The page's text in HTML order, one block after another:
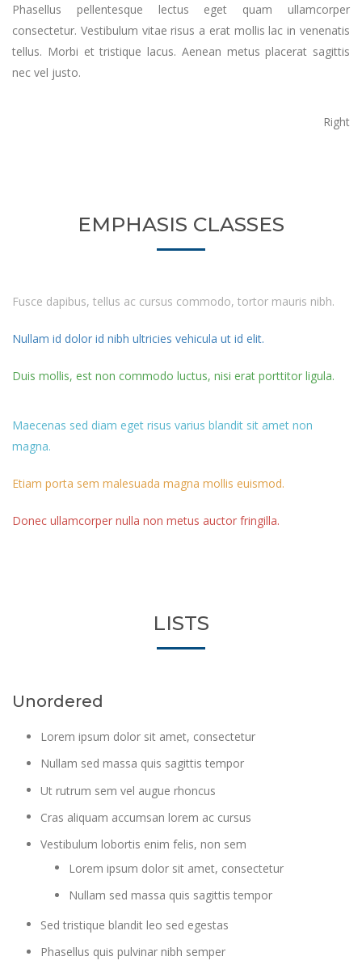
Phasellus pellentesque lectus eget quam ullamcorper
consectetur. Vestibulum vitae risus a erat mollis lac in venenatis
tellus. Morbi et tristique lacus. Aenean metus placerat sagittis
nec vel justo.
Right
EMPHASIS CLASSES
Fusce dapibus, tellus ac cursus commodo, tortor mauris nibh.
Nullam id dolor id nibh ultricies vehicula ut id elit.
Duis mollis, est non commodo luctus, nisi erat porttitor ligula.
Maecenas sed diam eget risus varius blandit sit amet non
magna.
Etiam porta sem malesuada magna mollis euismod.
Donec ullamcorper nulla non metus auctor fringilla.
LISTS
Unordered
Lorem ipsum dolor sit amet, consectetur
Nullam sed massa quis sagittis tempor
Ut rutrum sem vel augue rhoncus
Cras aliquam accumsan lorem ac cursus
Vestibulum lobortis enim felis, non sem
Lorem ipsum dolor sit amet, consectetur
Nullam sed massa quis sagittis tempor
Sed tristique blandit leo sed egestas
Phasellus quis pulvinar nibh semper